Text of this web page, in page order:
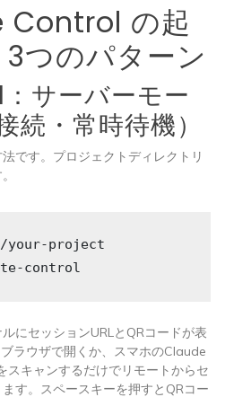
Control の起
つのパターン
サーバーモー
続・常時待機）
です。プロジェクトディレクトリ
your-project
control
にセッションURLとQRコードが表
ラウザで開くか、スマホのClaude
スキャンするだけでリモートからセ
す。スペースキーを押すとQRコー